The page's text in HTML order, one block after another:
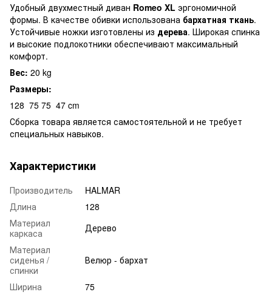
Удобный двухместный диван Romeo XL эргономичной
формы. В качестве обивки использована бархатная ткань.
Устойчивые ножки изготовлены из дерева. Широкая спинка
и высокие подлокотники обеспечивают максимальный
комфорт.
Вес: 20 kg
Размеры:
128 75 75 47 cm
Сборка товара является самостоятельной и не требует
специальных навыков.
Характеристики
Производитель
HALMAR
Длина
128
Материал
каркаса
Дерево
Материал
сиденья /
спинки
Велюр - бархат
Ширина 75